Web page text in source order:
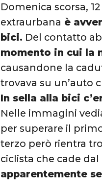
Domenica scorsa,
extraurbana è
bici. Del contatto
momento in cui la
causandone la
trovava su un’auto
In sella alla bici
Nelle immagini
per superare il
terzo però rientra
ciclista che cade dal
apparentemente